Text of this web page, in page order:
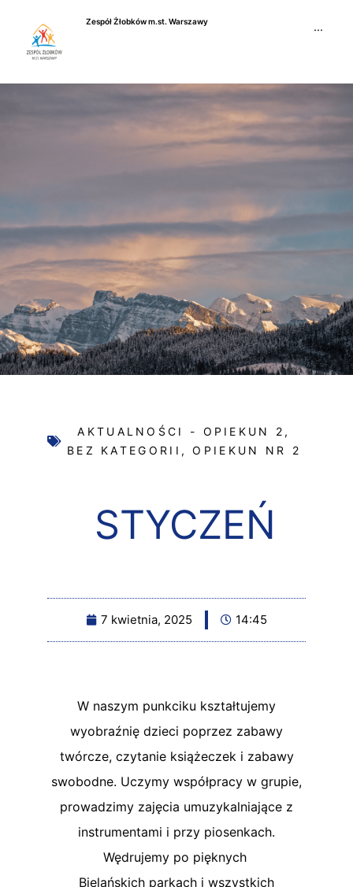
Zespół Żłobków m.st. Warszawy
···
AKTUALNOŚCI - OPIEKUN 2 ,
BEZ KATEGORII ,OPIEKUN NR 2
STYCZEŃ
7 kwietnia, 2025 14:45
W naszym punkciku kształtujemy
wyobraźnię dzieci poprzez zabawy
twórcze, czytanie książeczek i zabawy
swobodne. Uczymy współpracy w grupie,
prowadzimy zajęcia umuzykalniające z
instrumentami i przy piosenkach.
Wędrujemy po pięknych
Bielańskich parkach i wszystkich